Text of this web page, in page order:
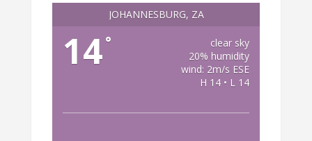
JOHANNESBURG, ZA
14°
clear sky
20% humidity
wind: 2m/s ESE
H 14 • L 14